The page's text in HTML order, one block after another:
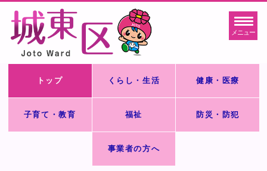
メニュー
トップ くらし・生活 健康・医療
子育て・教育 福祉 防災・防犯
事業者の方へ